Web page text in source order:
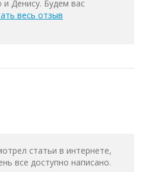
Денису. Будем вас
весь отзыв
статьи в интернете,
все доступно написано.